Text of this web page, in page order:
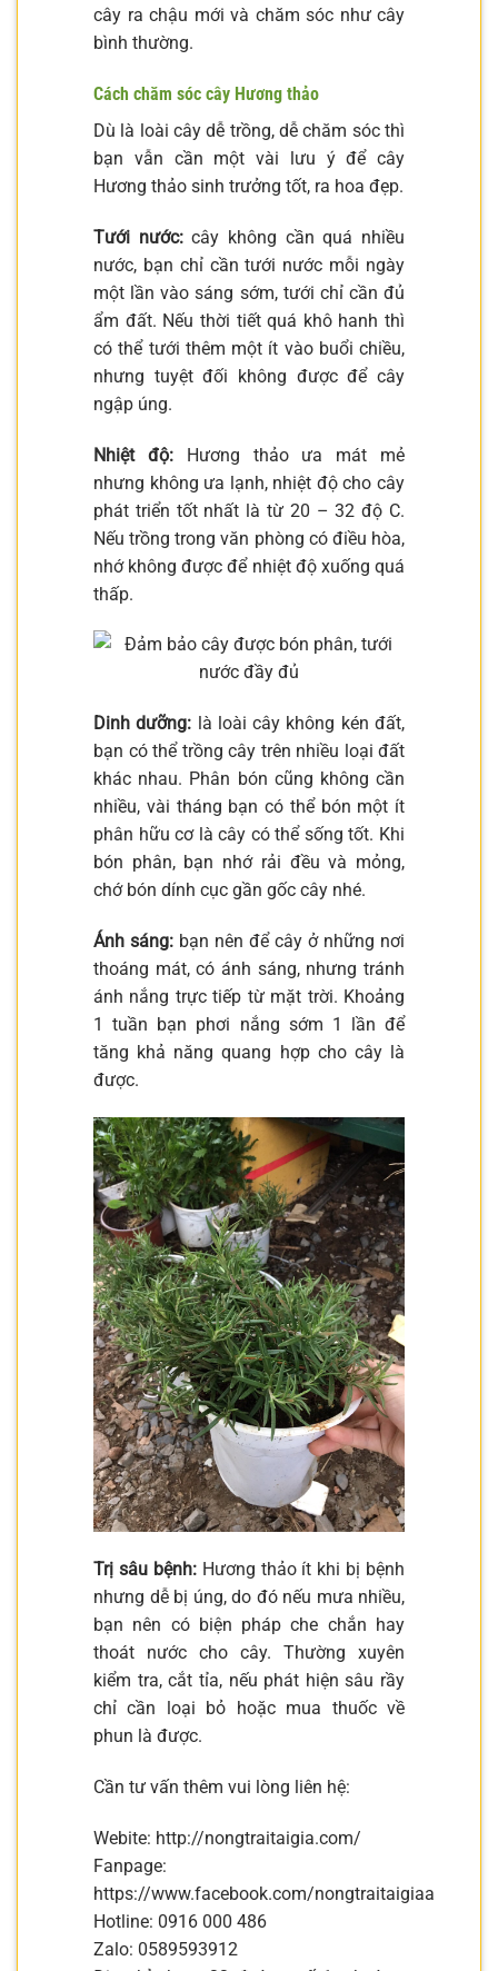
cây ra chậu mới và chăm sóc như cây
bình thường.
Cách chăm sóc cây Hương thảo
Dù là loài cây dễ trồng, dễ chăm sóc thì
bạn vẫn cần một vài lưu ý để cây
Hương thảo sinh trưởng tốt, ra hoa đẹp.
Tưới nước:cây không cần quá nhiều
nước, bạn chỉ cần tưới nước mỗi ngày
một lần vào sáng sớm, tưới chỉ cần đủ
ẩm đất. Nếu thời tiết quá khô hanh thì
có thể tưới thêm một ít vào buổi chiều,
nhưng tuyệt đối không được để cây
ngập úng.
Nhiệt độ:Hương thảo ưa mát mẻ
nhưng không ưa lạnh, nhiệt độ cho cây
phát triển tốt nhất là từ 20 – 32 độ C.
Nếu trồng trong văn phòng có điều hòa,
nhớ không được để nhiệt độ xuống quá
thấp.
Dinh dưỡng: là loài cây không kén đất,
bạn có thể trồng cây trên nhiều loại đất
khác nhau. Phân bón cũng không cần
nhiều, vài tháng bạn có thể bón một ít
phân hữu cơ là cây có thể sống tốt. Khi
bón phân, bạn nhớ rải đều và mỏng,
chớ bón dính cục gần gốc cây nhé.
Ánh sáng: bạn nên để cây ở những nơi
thoáng mát, có ánh sáng, nhưng tránh
ánh nắng trực tiếp từ mặt trời. Khoảng
1 tuần bạn phơi nắng sớm 1 lần để
tăng khả năng quang hợp cho cây là
được.
Trị sâu bệnh:Hương thảo ít khi bị bệnh
nhưng dễ bị úng, do đó nếu mưa nhiều,
bạn nên có biện pháp che chắn hay
thoát nước cho cây. Thường xuyên
kiểm tra, cắt tỉa, nếu phát hiện sâu rầy
chỉ cần loại bỏ hoặc mua thuốc về
phun là được.
Cần tư vấn thêm vui lòng liên hệ:
Webite: http://nongtraitaigia.com/
Fanpage:
https://www.facebook.com/nongtraitaigiaa
Hotline: 0916 000 486
Zalo: 0589593912